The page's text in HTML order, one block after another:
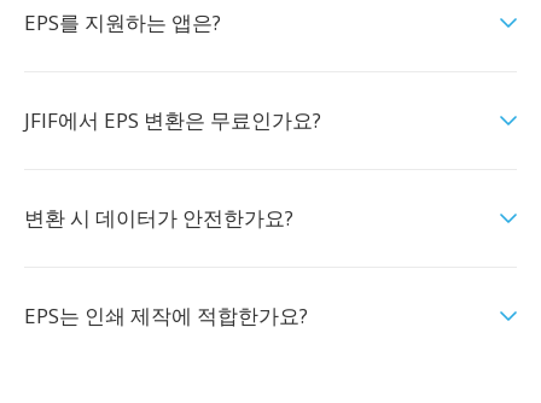
EPS를 지원하는 앱은?
JFIF에서 EPS 변환은 무료인가요?
변환 시 데이터가 안전한가요?
EPS는 인쇄 제작에 적합한가요?